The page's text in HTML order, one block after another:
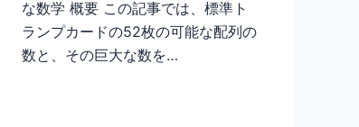
な数学 概要 この記事では、標準ト
ランプカードの52枚の可能な配列の
数と、その巨大な数を…